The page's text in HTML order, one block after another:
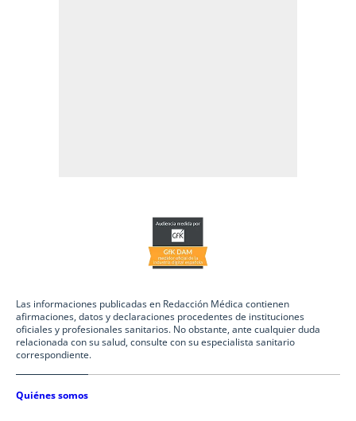
Las informaciones publicadas en Redacción Médica contienen
afirmaciones, datos y declaraciones procedentes de instituciones
oficiales y profesionales sanitarios. No obstante, ante cualquier duda
relacionada con su salud, consulte con su especialista sanitario
correspondiente.
Quiénes somos